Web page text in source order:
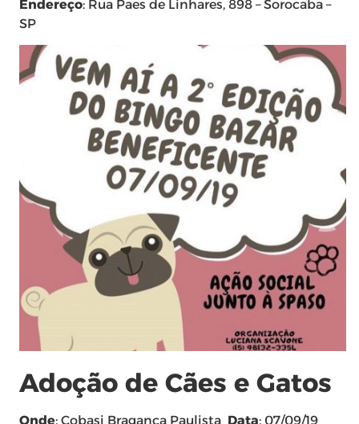
Endereço: Rua Paes de Linhares, 898 – Sorocaba –
SP
Adoção de Cães e Gatos
Onde: Cobasi Bragança Paulista Data: 07/09/19